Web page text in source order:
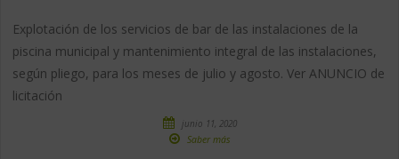
Explotación de los servicios de bar de las instalaciones de la
piscina municipal y mantenimiento integral de las instalaciones,
según pliego, para los meses de julio y agosto. Ver ANUNCIO de
licitación
junio 11, 2020
Saber más